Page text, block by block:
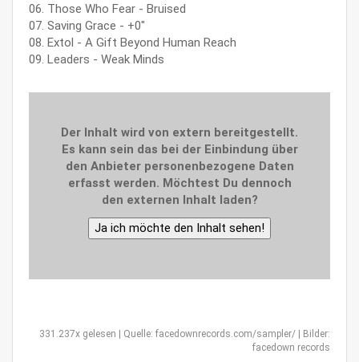
06. Those Who Fear - Bruised
07. Saving Grace - +0″
08. Extol - A Gift Beyond Human Reach
09. Leaders - Weak Minds
Der Inhalt wird von extern bereitgestellt.
Es kann sein das bei der Einbindung über
den Anbieter personenbezogene Daten
erfasst werden. Möchtest Du dennoch
den externen Inhalt laden?
Ja ich möchte den Inhalt sehen!
331.237x gelesen | Quelle: facedownrecords.com/sampler/ | Bilder:
facedown records